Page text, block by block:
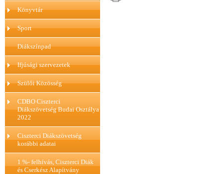
Könyvtár
Sport
Diákszínpad
Ifjúsági szervezetek
Szülői Közösség
CDBO Ciszterci
Diákszövetség Budai Osztálya
2022
Ciszterci Diákszövetség
korábbi adatai
1 %- felhívás, Ciszterci Diák
és Cserkész Alapítvány